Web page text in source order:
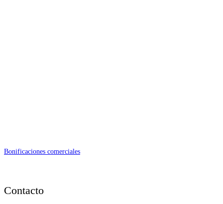
Bonificaciones comerciales
Contacto